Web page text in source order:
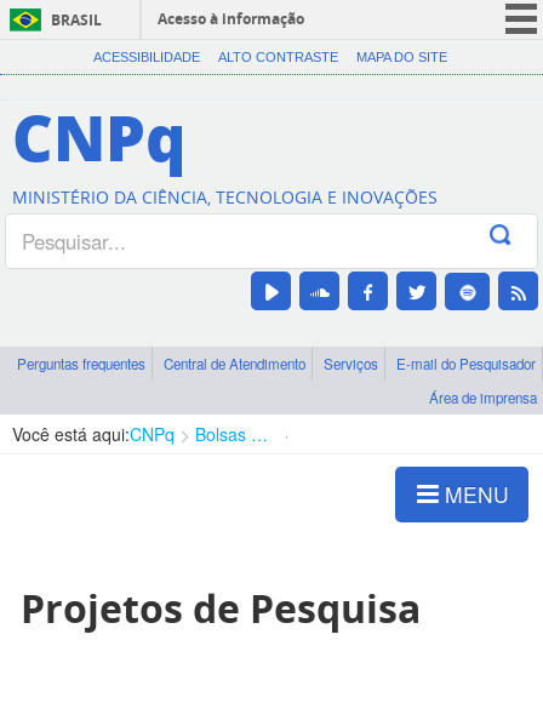
BRASIL
Acesso à informação
CORONAVÍRUS (COVID-19)
Canais
ACESSIBILIDADE ALTO CONTRASTE MAPA DO SITE
CNPq
MINISTÉRIO DA CIÊNCIA, TECNOLOGIA E INOVAÇÕES
Perguntas frequentes Central de Atendimento Serviços
E-mail do Pesquisador
Área de imprensa
Você está aqui:CNPq Bolsas e Auxílios Vigentes
MENU
Projetos de Pesquisa